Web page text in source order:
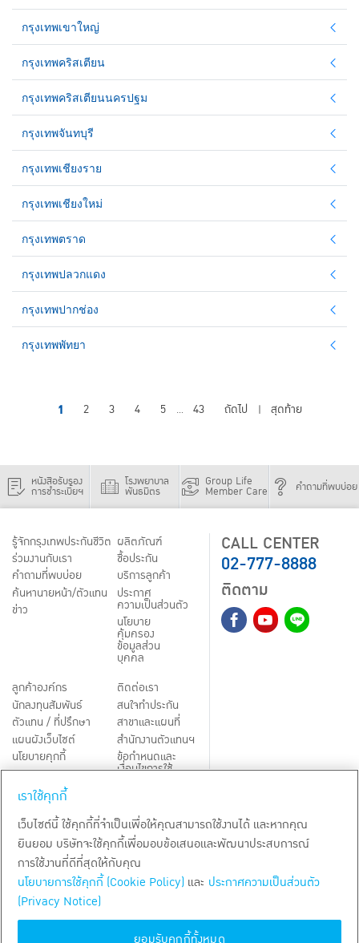
กรุงเทพเขาใหญ่
กรุงเทพคริสเตียน
กรุงเทพคริสเตียนนครปฐม
กรุงเทพจันทบุรี
กรุงเทพเชียงราย
กรุงเทพเชียงใหม่
กรุงเทพตราด
กรุงเทพปลวกแดง
กรุงเทพปากช่อง
กรุงเทพพัทยา
1 2 3 4 5 ... 43 ถัดไป | สุดท้าย
หนังสือรับรอง
การชำระเบี้ยฯ
โรงพยาบาล
พันธมิตร
Group Life
Member Care คำถามที่พบบ่อย
รู้จักกรุงเทพประกันชีวิต
ร่วมงานกับเรา
คำถามที่พบบ่อย
ค้นหานายหน้า/ตัวแทน
ข่าว
ผลิตภัณฑ์
ชื้อประกัน
บริการลูกค้า
ประกาศ
ความเป็นส่วนตัว
นโยบาย
คุ้มครอง
ข้อมูลส่วน
บุคคล
ลูกค้าองค์กร
นักลงทุนสัมพันธ์
ตัวแทน / ที่ปรึกษา
แผนผังเว็บไซต์
นโยบายคุกกี้
Third-Party Notices
ติดต่อเรา
สนใจทำประกัน
สาขาและแผนที่
สำนักงานตัวแทนฯ
ข้อกำหนดและ
เงื่อนไขการใช้
CALL CENTER
02-777-8888
ติดตาม
TH EN
สงวนลิขสิทธิ์ พ.ศ.2569
เราใช้คุกกี้
เว็บไซต์นี้ ใช้คุกกี้ที่จำเป็นเพื่อให้คุณสามารถใช้งานได้ และหากคุณ
ยินยอม บริษัทจะใช้คุกกี้เพื่อมอบข้อเสนอและพัฒนาประสบการณ์
การใช้งานที่ดีที่สุดให้กับคุณ
นโยบายการใช้คุกกี้ (Cookie Policy) และ ประกาศความเป็นส่วนตัว
(Privacy Notice)